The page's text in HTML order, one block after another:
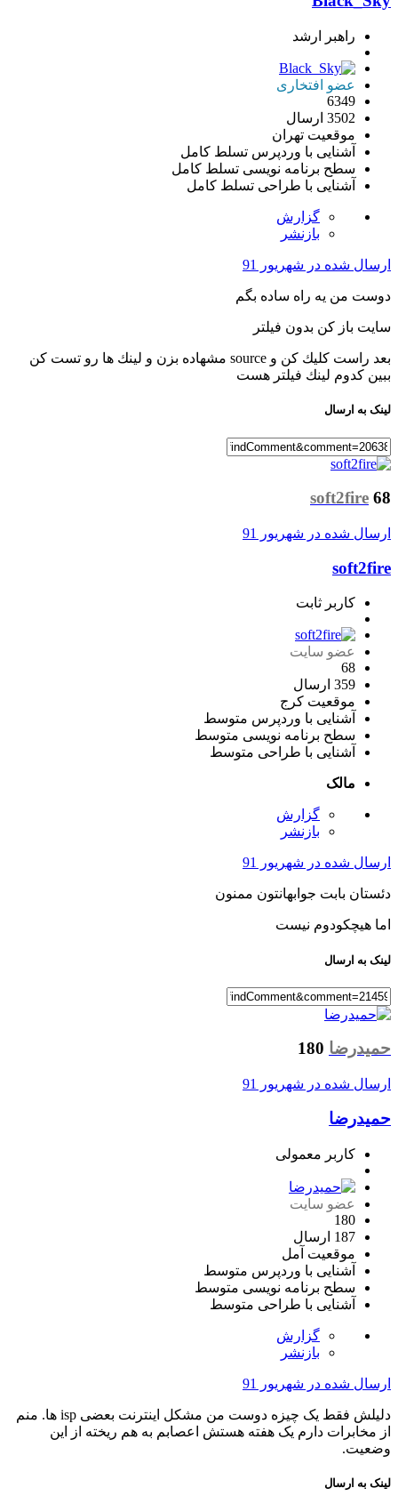
راهبر ارشد
عضو افتخاری
6349
3502 ارسال
موقعیت تهران
آشنایی با وردپرس تسلط کامل
سطح برنامه نویسی تسلط کامل
آشنایی با طراحی تسلط کامل
گزارش
بازنشر
ارسال شده در شهریور 91
دوست من يه راه ساده بگم
سايت باز كن بدون فيلتر
بعد راست كليك كن و source مشهاده بزن و لينك ها رو تست كن
ببين كدوم لينك فيلتر هست
لینک به ارسال
soft2fire 68
ارسال شده در شهریور 91
soft2fire
کاربر ثابت
عضو سایت
68
359 ارسال
موقعیت کرج
آشنایی با وردپرس متوسط
سطح برنامه نویسی متوسط
آشنایی با طراحی متوسط
مالک
گزارش
بازنشر
ارسال شده در شهریور 91
دئستان بابت جوابهانتون ممنون
اما هیچکودوم نیست
لینک به ارسال
حمیدرضا 180
ارسال شده در شهریور 91
حمیدرضا
کاربر معمولی
عضو سایت
180
187 ارسال
موقعیت آمل
آشنایی با وردپرس متوسط
سطح برنامه نویسی متوسط
آشنایی با طراحی متوسط
گزارش
بازنشر
ارسال شده در شهریور 91
دلیلش فقط یک چیزه دوست من مشکل اینترنت بعضی isp ها. منم
از مخابرات دارم یک هفته هستش اعصابم به هم ریخته از این
وضعیت.
لینک به ارسال